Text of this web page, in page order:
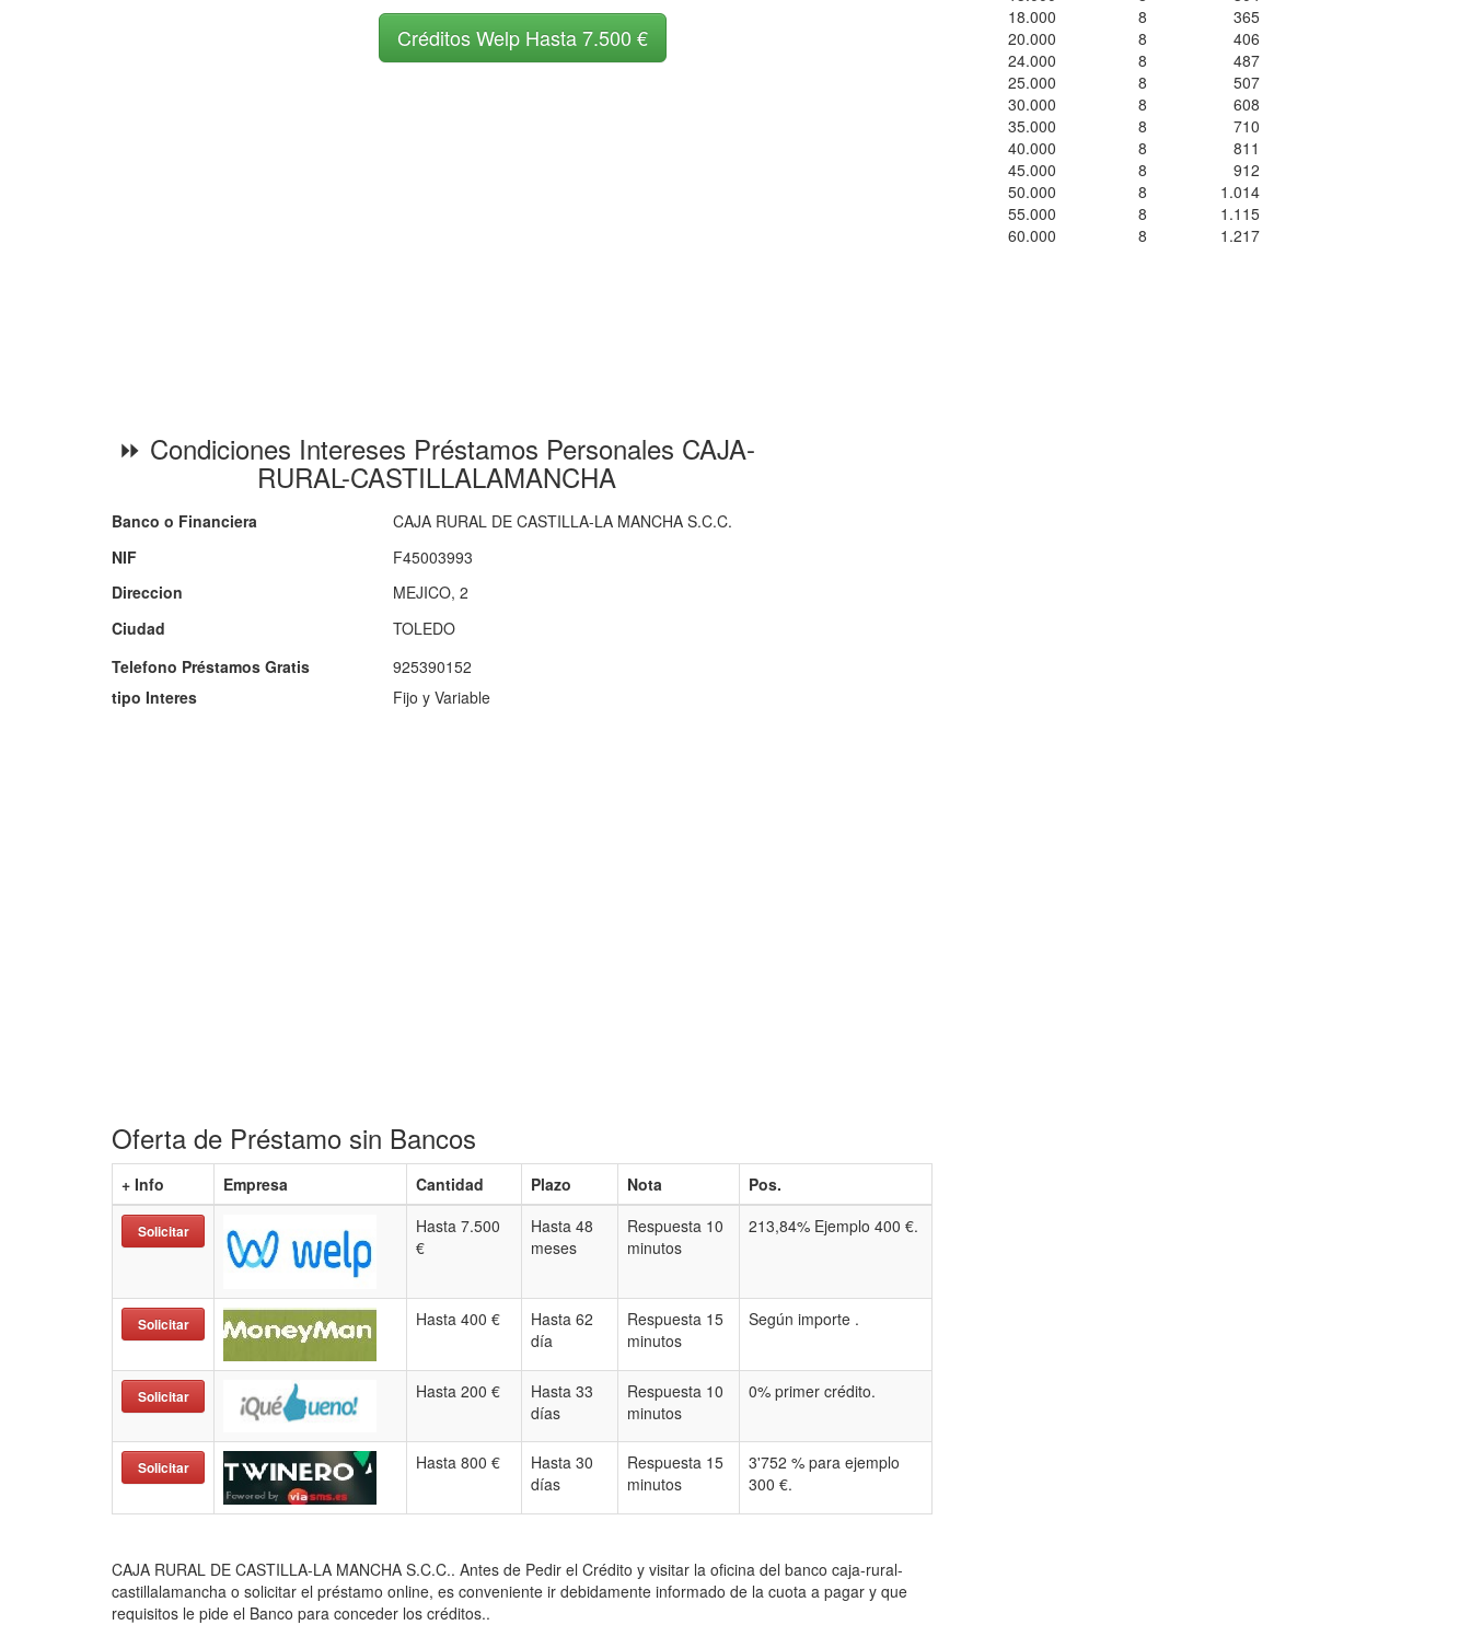
Créditos Welp Hasta 7.500 €
⏩ Condiciones Intereses Préstamos Personales CAJA-
RURAL-CASTILLALAMANCHA
Banco o Financiera
CAJA RURAL DE CASTILLA-LA MANCHA S.C.C.
NIF
F45003993
Direccion
MEJICO, 2
Ciudad
TOLEDO
Telefono Préstamos Gratis
925390152
tipo Interes
Fijo y Variable
Oferta de Préstamo sin Bancos
+ Info Empresa Cantidad Plazo Nota Pos.
Solicitar
Hasta 7.500
€
Hasta 48
meses
Respuesta 10
minutos
213,84% Ejemplo 400 €.
Solicitar Hasta 400 €
Hasta 62
día
Respuesta 15
minutos
Según importe .
Solicitar Hasta 200 €
Hasta 33
días
Respuesta 10
minutos
0% primer crédito.
Solicitar Hasta 800 €
Hasta 30
días
Respuesta 15
minutos
3'752 % para ejemplo
300 €.
CAJA RURAL DE CASTILLA-LA MANCHA S.C.C.. Antes de Pedir el Crédito y visitar la oficina del banco caja-rural-
castillalamancha o solicitar el préstamo online, es conveniente ir debidamente informado de la cuota a pagar y que
requisitos le pide el Banco para conceder los créditos..
18.000
8
365
20.000
8
406
24.000
8
487
25.000
8
507
30.000
8
608
35.000
8
710
40.000
8
811
45.000
8
912
50.000
8
1.014
55.000
8
1.115
60.000
8 1.217